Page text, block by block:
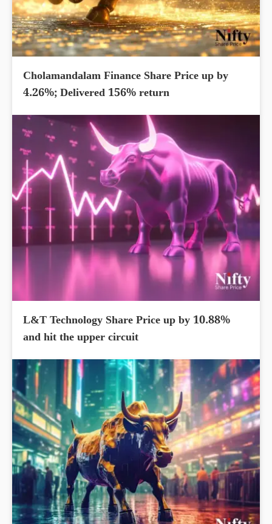
Cholamandalam Finance Share Price up by
4.26%; Delivered 156% return
L&T Technology Share Price up by 10.88%
and hit the upper circuit